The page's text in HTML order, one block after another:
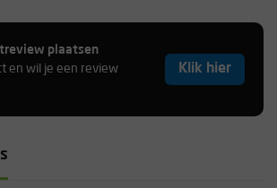
plaatsen
en wil je een review
Klik hier